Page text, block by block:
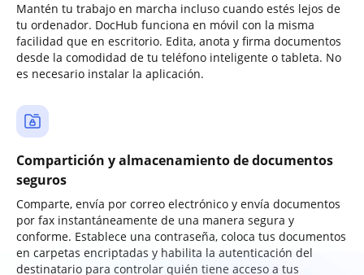
Mantén tu trabajo en marcha incluso cuando estés lejos de
tu ordenador. DocHub funciona en móvil con la misma
facilidad que en escritorio. Edita, anota y firma documentos
desde la comodidad de tu teléfono inteligente o tableta. No
es necesario instalar la aplicación.
Compartición y almacenamiento de documentos
seguros
Comparte, envía por correo electrónico y envía documentos
por fax instantáneamente de una manera segura y
conforme. Establece una contraseña, coloca tus documentos
en carpetas encriptadas y habilita la autenticación del
destinatario para controlar quién tiene acceso a tus